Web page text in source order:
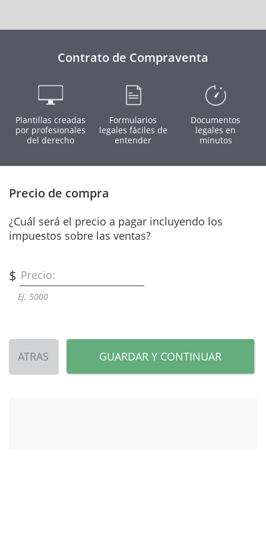
Contrato de Compraventa
Plantillas creadas
por profesionales
del derecho
Formularios
legales fáciles de
entender
Documentos
legales en
minutos
Precio de compra
¿Cuál será el precio a pagar incluyendo los
impuestos sobre las ventas?
Precio:
$
Ej. 5000
ATRAS GUARDAR Y CONTINUAR